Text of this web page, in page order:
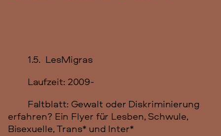
1.5. LesMigras
Laufzeit: 2009-
Faltblatt: Gewalt oder Diskriminierung
erfahren? Ein Flyer für Lesben, Schwule,
Bisexuelle, Trans* und Inter*